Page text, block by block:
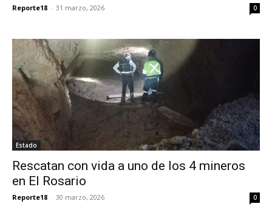
Reporte18 - 31 marzo, 2026 0
Estado
Rescatan con vida a uno de los 4 mineros
en El Rosario
Reporte18 - 30 marzo, 2026 0